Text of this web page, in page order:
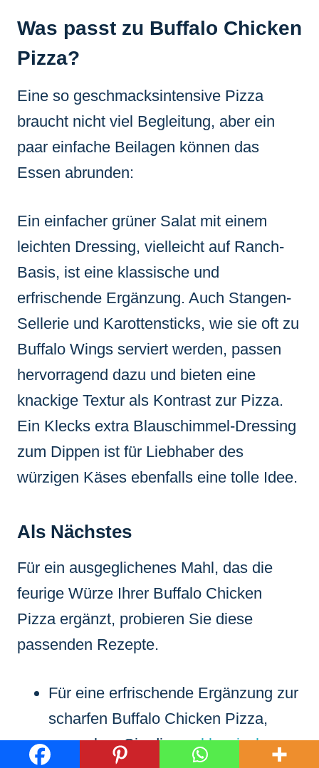
Was passt zu Buffalo Chicken
Pizza?
Eine so geschmacksintensive Pizza
braucht nicht viel Begleitung, aber ein
paar einfache Beilagen können das
Essen abrunden:
Ein einfacher grüner Salat mit einem
leichten Dressing, vielleicht auf Ranch-
Basis, ist eine klassische und
erfrischende Ergänzung. Auch Stangen-
Sellerie und Karottensticks, wie sie oft zu
Buffalo Wings serviert werden, passen
hervorragend dazu und bieten eine
knackige Textur als Kontrast zur Pizza.
Ein Klecks extra Blauschimmel-Dressing
zum Dippen ist für Liebhaber des
würzigen Käses ebenfalls eine tolle Idee.
Als Nächstes
Für ein ausgeglichenes Mahl, das die
feurige Würze Ihrer Buffalo Chicken
Pizza ergänzt, probieren Sie diese
passenden Rezepte.
Für eine erfrischende Ergänzung zur
scharfen Buffalo Chicken Pizza,
versuchen Sie diesenklassischen